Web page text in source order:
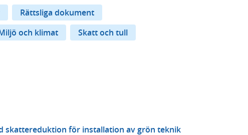
Rättsliga dokument
och klimat
Skatt och tull
skattereduktion för installation av grön teknik